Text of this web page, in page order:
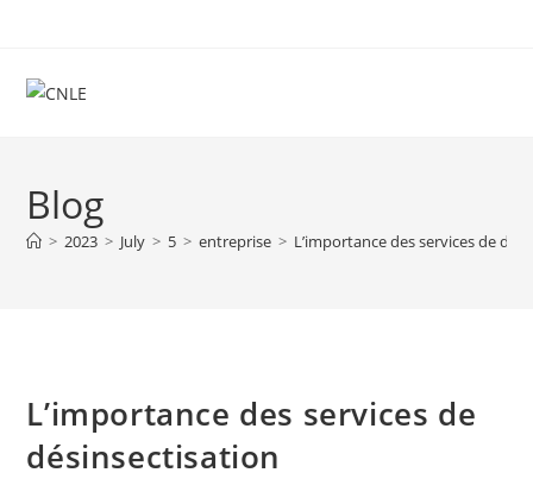
content
Blog
> 2023 > July > 5 > entreprise > L’importance des services de
L’importance des services de
désinsectisation